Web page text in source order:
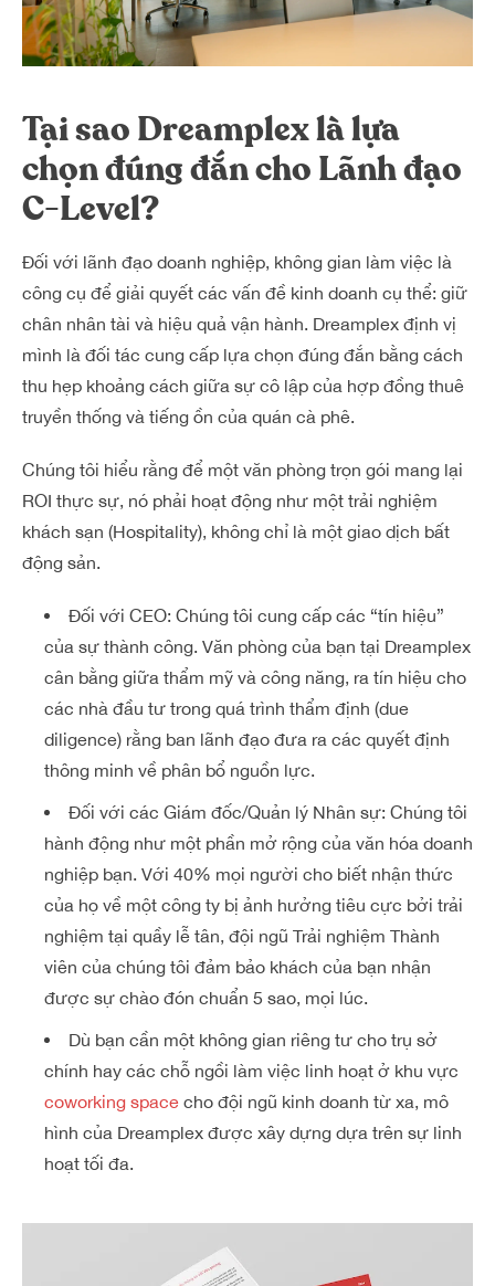
Tại sao Dreamplex là lựa
chọn đúng đắn cho Lãnh đạo
C-Level?
Đối với lãnh đạo doanh nghiệp, không gian làm việc là
công cụ để giải quyết các vấn đề kinh doanh cụ thể: giữ
chân nhân tài và hiệu quả vận hành. Dreamplex định vị
mình là đối tác cung cấp lựa chọn đúng đắn bằng cách
thu hẹp khoảng cách giữa sự cô lập của hợp đồng thuê
truyền thống và tiếng ồn của quán cà phê.
Chúng tôi hiểu rằng để một văn phòng trọn gói mang lại
ROI thực sự, nó phải hoạt động như một trải nghiệm
khách sạn (Hospitality), không chỉ là một giao dịch bất
động sản.
Đối với CEO: Chúng tôi cung cấp các “tín hiệu”
của sự thành công. Văn phòng của bạn tại Dreamplex
cân bằng giữa thẩm mỹ và công năng, ra tín hiệu cho
các nhà đầu tư trong quá trình thẩm định (due
diligence) rằng ban lãnh đạo đưa ra các quyết định
thông minh về phân bổ nguồn lực.
Đối với các Giám đốc/Quản lý Nhân sự: Chúng tôi
hành động như một phần mở rộng của văn hóa doanh
nghiệp bạn. Với 40% mọi người cho biết nhận thức
của họ về một công ty bị ảnh hưởng tiêu cực bởi trải
nghiệm tại quầy lễ tân, đội ngũ Trải nghiệm Thành
viên của chúng tôi đảm bảo khách của bạn nhận
được sự chào đón chuẩn 5 sao, mọi lúc.
Dù bạn cần một không gian riêng tư cho trụ sở
chính hay các chỗ ngồi làm việc linh hoạt ở khu vực
coworking space cho đội ngũ kinh doanh từ xa, mô
hình của Dreamplex được xây dựng dựa trên sự linh
hoạt tối đa.